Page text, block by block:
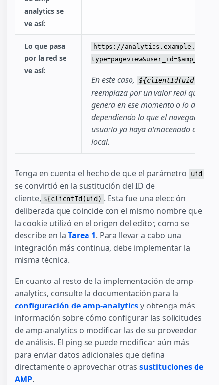
analytics se
ve así:
Lo que pasa
por la red se
ve así:
https://analytics.example.com/
En este caso, ${clientId(uid)}
reemplaza por un valor real que AMP
genera en ese momento o lo
dependiendo lo que el navegador del
usuario ya haya almacenado de
local.
Tenga en cuenta el hecho de que el parámetro uid
se convirtió en la sustitución del ID de
cliente, ${clientId(uid) . Esta fue una elección
deliberada que coincide con el mismo nombre que
la cookie utilizó en el origen del editor, como se
describe en la Tarea 1. Para llevar a cabo una
integración más continua, debe implementar la
misma técnica.
En cuanto al resto de la implementación de amp-
analytics, consulte la documentación para la
configuración de amp-analyticsy obtenga más
información sobre cómo configurar las solicitudes
de amp-analytics o modificar las de su proveedor
de análisis. El ping se puede modificar aún más
para enviar datos adicionales que defina
directamente o aprovechar otras sustituciones de
AMP.